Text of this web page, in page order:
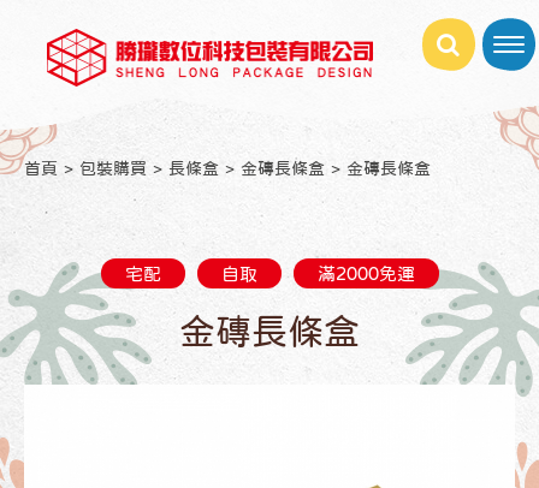
首頁 包裝購買 長條盒 金磚長條盒 金磚長條盒
宅配 自取 滿2000免運
金磚長條盒